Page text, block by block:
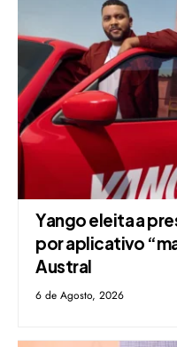
Yango eleita a
por aplicativo
Austral
6 de Agosto, 2026